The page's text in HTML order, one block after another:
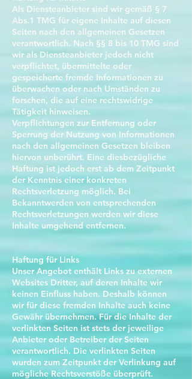
Als Diensteanbieter sind wir gemäß § 7
Abs.1 TMG für eigene Inhalte auf diesen
Seiten nach den allgemeinen Gesetzen
verantwortlich. Nach §§ 8 bis 10 TMG sind
wir als Diensteanbieter jedoch nicht
verpflichtet, übermittelte oder
gespeicherte fremde Informationen zu
überwachen oder nach Umständen zu
forschen, die auf eine rechtswidrige
Tätigkeit hinweisen.
Verpflichtungen zur Entfernung oder
Sperrung der Nutzung von Informationen
nach den allgemeinen Gesetzen bleiben
hiervon unberührt. Eine diesbezügliche
Haftung ist jedoch erst ab dem Zeitpunkt
der Kenntnis einer konkreten
Rechtsverletzung möglich. Bei
Bekanntwerden von entsprechenden
Rechtsverletzungen werden wir diese
Inhalte umgehend entfernen.
Haftung für Links
Unser Angebot enthält Links zu externen
Websites Dritter, auf deren Inhalte wir
keinen Einfluss haben. Deshalb können
wir für diese fremden Inhalte auch keine
Gewähr übernehmen. Für die Inhalte der
verlinkten Seiten ist stets der jeweilige
Anbieter oder Betreiber der Seiten
verantwortlich. Die verlinkten Seiten
wurden zum Zeitpunkt der Verlinkung auf
mögliche Rechtsverstöße überprüft.